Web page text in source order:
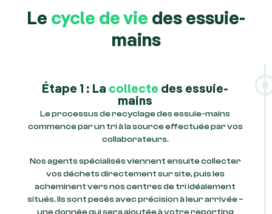
Le cycle de vie des essuie-
mains
Étape 1 : La collecte des essuie-
mains
Le processus de recyclage des essuie-mains
commence par un tri à la source effectuée par vos
collaborateurs.
Nos agents spécialisés viennent ensuite collecter
vos déchets directement sur site, puis les
acheminent vers nos centres de tri idéalement
situés. Ils sont pesés avec précision à leur arrivée –
une donnée qui sera ajoutée à votre reporting